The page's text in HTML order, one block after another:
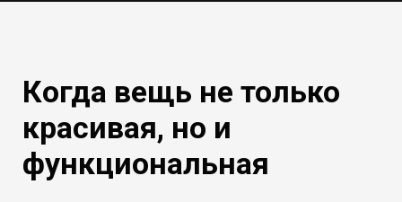
Когда вещь не только
красивая, но и
функциональная